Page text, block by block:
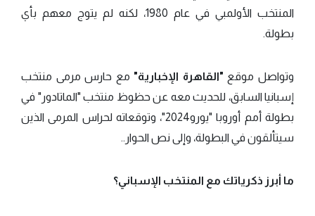
المنتخب الأولمبي في عام 1980، لكنه لم يتوج معهم بأي
بطولة.
وتواصل موقع "القاهرة الإخبارية" مع حارس مرمى منتخب
إسبانيا السابق، للحديث معه عن حظوظ منتخب "الماتادور" في
بطولة أمم أوروبا "يورو2024"، وتوقعاته لحراس المرمى الذين
سيتألقون في البطولة، وإلى نص الحوار..
ما أبرز ذكرياتك مع المنتخب الإسباني؟